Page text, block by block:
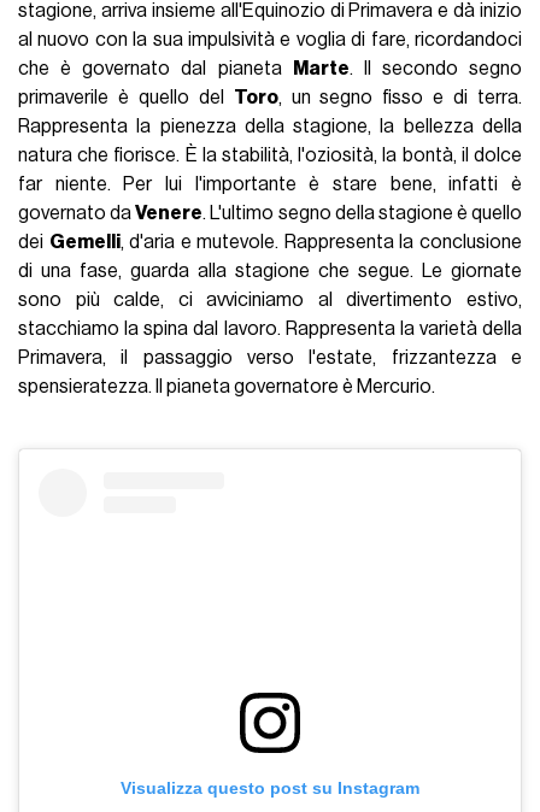
stagione, arriva insieme all'Equinozio di Primavera e dà inizio
al nuovo con la sua impulsività e voglia di fare, ricordandoci
che è governato dal pianeta
Marte. Il secondo segno
primaverile è quello del Toro, un segno fisso e di terra.
Rappresenta la pienezza della stagione, la bellezza della
natura che fiorisce. È la stabilità, l'oziosità, la bontà, il dolce
far niente. Per lui l'importante è stare bene, infatti è
governato daVenere. L'ultimo segno della stagione è quello
dei Gemelli, d'aria e mutevole. Rappresenta la conclusione
di una fase, guarda alla stagione che segue. Le giornate
sono più calde, ci avviciniamo al divertimento estivo,
stacchiamo la spina dal lavoro. Rappresenta la varietà della
Primavera, il passaggio verso l'estate, frizzantezza e
spensieratezza. Il pianeta governatore è Mercurio.
Visualizza questo post su Instagram